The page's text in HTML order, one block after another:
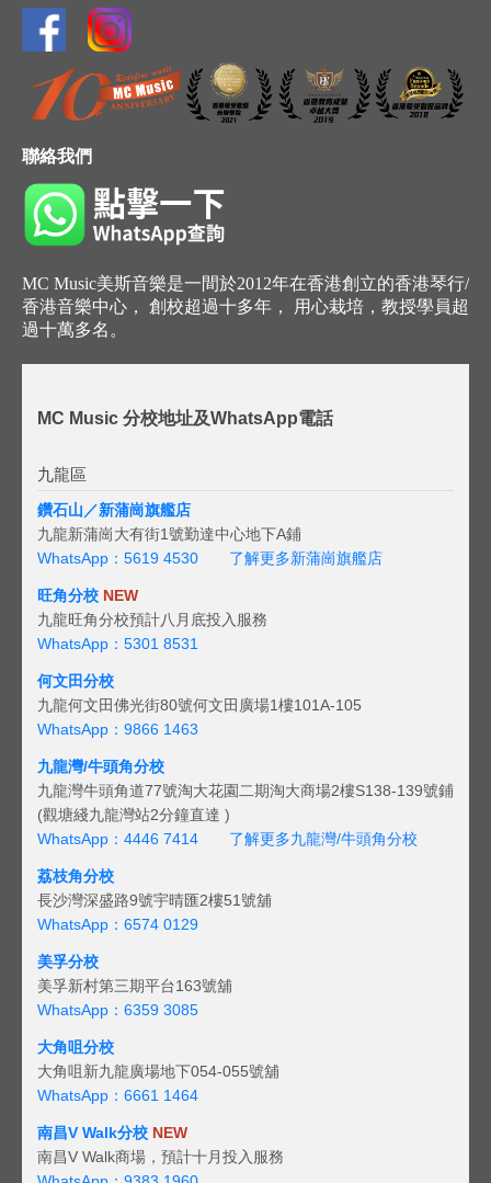
聯絡我們
MC Music美斯音樂是一間於2012年在香港創立的香港琴行/
香港音樂中心， 創校超過十多年， 用心栽培，教授學員超
過十萬多名。
MC Music 分校地址及WhatsApp電話
九龍區
鑽石山／新蒲崗旗艦店
九龍新蒲崗大有街1號勤達中心地下A鋪
WhatsApp：5619 4530
了解更多新蒲崗旗艦店
旺角分校 NEW
九龍旺角分校預計八月底投入服務
WhatsApp：5301 8531
何文田分校
九龍何文田佛光街80號何文田廣場1樓101A-105
WhatsApp：9866 1463
九龍灣/牛頭角分校
九龍灣牛頭角道77號淘大花園二期淘大商場2樓S138-139號鋪
(觀塘綫九龍灣站2分鐘直達 )
WhatsApp：4446 7414
了解更多九龍灣/牛頭角分校
荔枝角分校
長沙灣深盛路9號宇晴匯2樓51號舖
WhatsApp：6574 0129
美孚分校
美孚新村第三期平台163號舖
WhatsApp：6359 3085
大角咀分校
大角咀新九龍廣場地下054-055號舖
WhatsApp：6661 1464
南昌V Walk分校 NEW
南昌V Walk商場，預計十月投入服務